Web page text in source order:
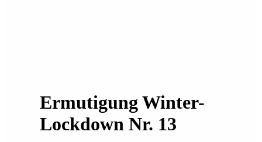
Ermutigung Winter-
Lockdown Nr. 13